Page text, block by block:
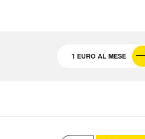
1 EURO AL MESE